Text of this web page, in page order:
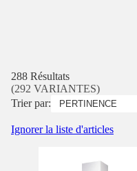
288 Résultats
(292 VARIANTES)
Trier par:
Ignorer la liste d'articles